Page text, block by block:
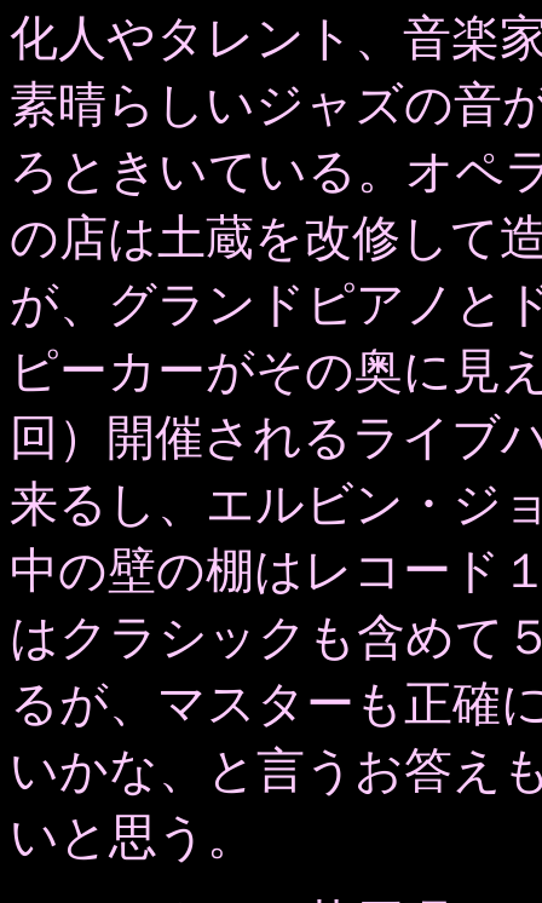
化人やタレント、音楽
素晴らしいジャズの音
ろときいている。オペ
の店は土蔵を改修して
が、グランドピアノと
ピーカーがその奥に見
回）
開催されるライブ
来るし、エルビン・ジ
中の壁の棚はレコード
はクラシックも含めて
るが、マスターも正確
いかな、と言うお答え
いと思う。